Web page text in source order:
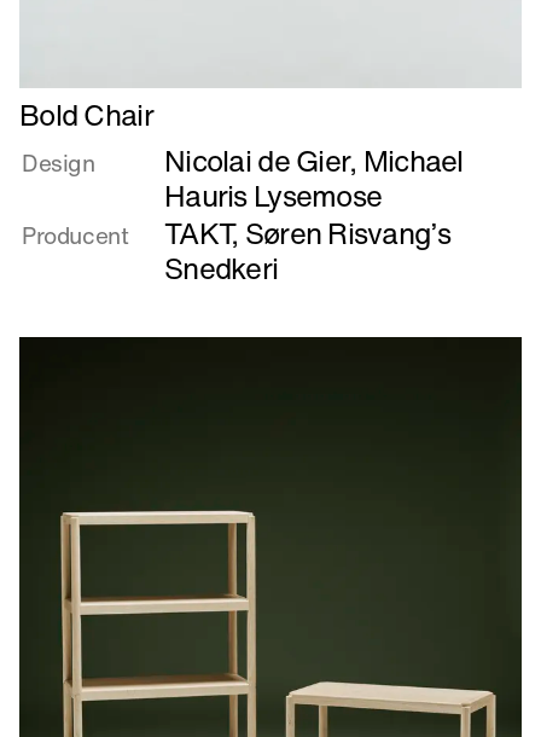
Læs
mere
om
Bold Chair
Design Nicolai de Gier, Michael
Hauris Lysemose
Producent TAKT, Søren Risvang’s
Snedkeri